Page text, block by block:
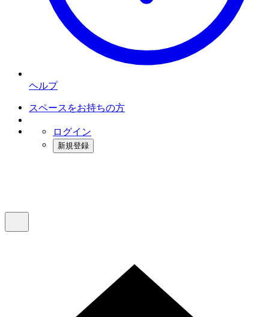
ヘルプ
スペースをお持ちの方
ログイン
新規登録